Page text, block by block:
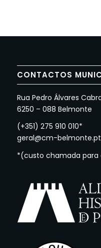
CONTACTOS
Rua Pedro Álvares
6250 – 088 Belmonte
(+351) 275 910 010*
geral@cm-belmonte.pt
*(custo chamada para